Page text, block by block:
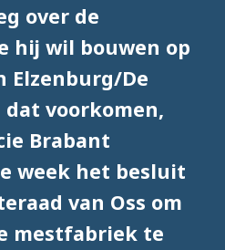
over de
hij wil bouwen op
De
dat voorkomen,
Brabant
week het besluit
van Oss om
mestfabriek te